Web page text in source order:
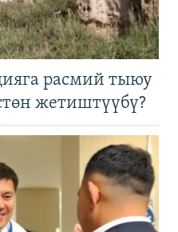
расмий тыюу
жетиштүүбү?